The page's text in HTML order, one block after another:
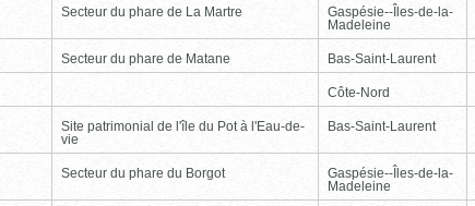
Secteur du phare de La Martre
Gaspésie--Îles-de-la-
Madeleine
Secteur du phare de Matane Bas-Saint-Laurent
Côte-Nord
Site patrimonial de l'île du Pot à l'Eau-de-
vie
Bas-Saint-Laurent
Secteur du phare du Borgot
Gaspésie--Îles-de-la-
Madeleine